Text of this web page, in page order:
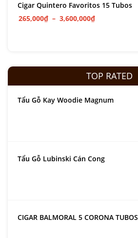
Cigar Quintero Favoritos 15 Tubos
265,000₫ – 3,600,000₫
TOP RATED
Tẩu Gỗ Kay Woodie Magnum
Tẩu Gỗ Lubinski Cán Cong
CIGAR BALMORAL 5 CORONA TUBOS